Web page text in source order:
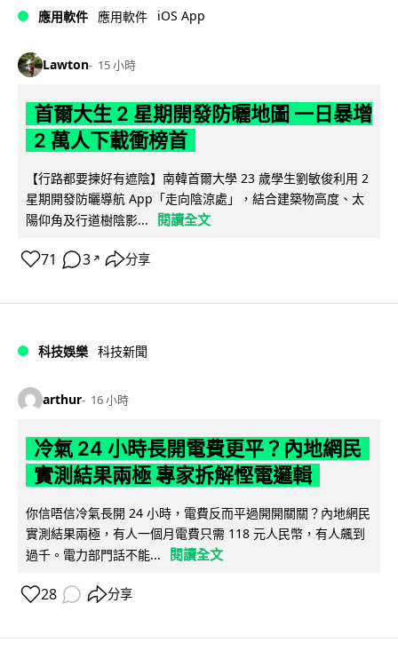
應用軟件 應用軟件 iOS App
Lawton 15 小時
首爾大生 2 星期開發防曬地圖 一日暴增
2 萬人下載衝榜首
【行路都要揀好有遮陰】南韓首爾大學 23 歲學生劉敏俊利用 2
星期開發防曬導航 App「走向陰涼處」，結合建築物高度、太
陽仰角及行道樹陰影...
閱讀全文
71 3 ↗ 分享
科技娛樂 科技新聞
arthur 16 小時
冷氣 24 小時長開電費更平？內地網民
實測結果兩極 專家拆解慳電邏輯
你信唔信冷氣長開 24 小時，電費反而平過開開關關？內地網民
實測結果兩極，有人一個月電費只需 118 元人民幣，有人飆到
過千。電力部門話不能...
閱讀全文
28 分享